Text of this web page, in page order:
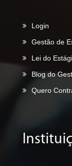
Login
Gestão de
Lei do
Blog do
Quero